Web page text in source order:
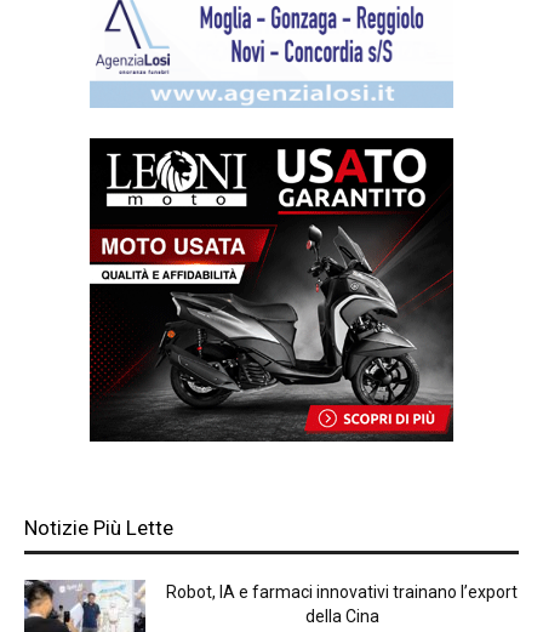
Notizie Più Lette
Robot, IA e farmaci innovativi trainano l’export
della Cina